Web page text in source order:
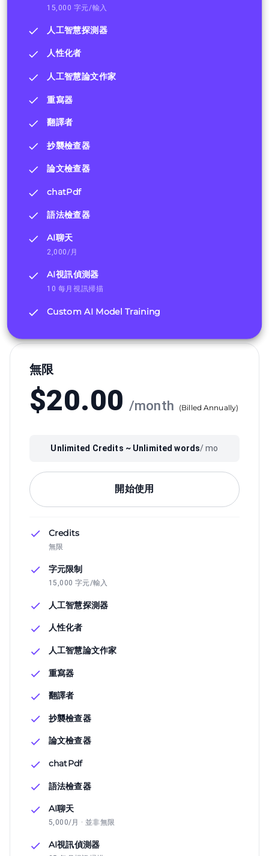
15,000 字元/輸入
人工智慧探測器
人性化者
人工智慧論文作家
重寫器
翻譯者
抄襲檢查器
論文檢查器
chatPdf
語法檢查器
AI聊天
2,000/月
AI視訊偵測器
10 每月視訊掃描
Custom AI Model Training
無限
$20.00 /month (Billed Annually)
Unlimited Credits ~ Unlimited words/ mo
開始使用
Credits
無限
字元限制
15,000 字元/輸入
人工智慧探測器
人性化者
人工智慧論文作家
重寫器
翻譯者
抄襲檢查器
論文檢查器
chatPdf
語法檢查器
AI聊天
5,000/月 · 並非無限
AI視訊偵測器